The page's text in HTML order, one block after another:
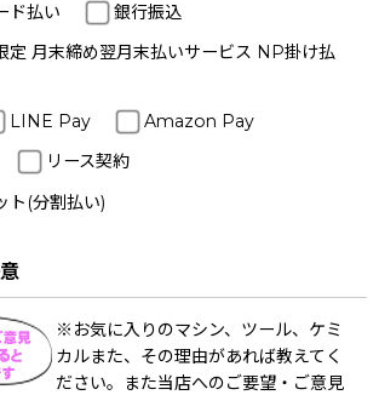
ド払い
銀行振込
定 月末締め翌月末払いサービス NP掛け払
LINE Pay
Amazon Pay
リース契約
ト(分割払い)
※お気に入りのマシン、ツール、ケミ
カルまた、その理由があれば教えてく
ださい。また当店へのご要望・ご意見